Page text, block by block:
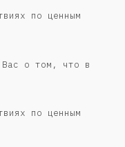
по ценным
Вас о том, что в
по ценным